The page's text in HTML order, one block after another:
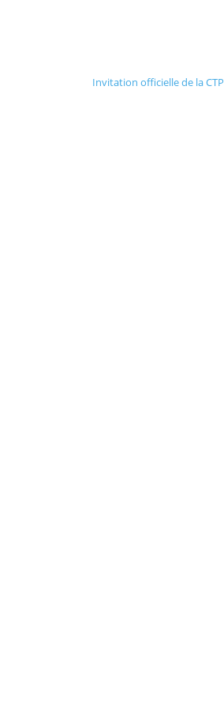
Invitation officielle de la CTP